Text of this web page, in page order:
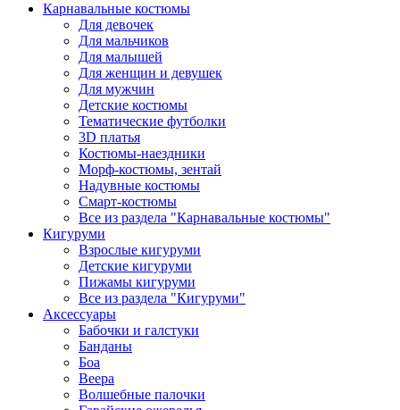
Карнавальные костюмы
Для девочек
Для мальчиков
Для малышей
Для женщин и девушек
Для мужчин
Детские костюмы
Тематические футболки
3D платья
Костюмы-наездники
Морф-костюмы, зентай
Надувные костюмы
Смарт-костюмы
Все из раздела "Карнавальные костюмы"
Кигуруми
Взрослые кигуруми
Детские кигуруми
Пижамы кигуруми
Все из раздела "Кигуруми"
Аксессуары
Бабочки и галстуки
Банданы
Боа
Веера
Волшебные палочки